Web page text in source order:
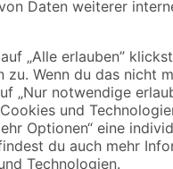
herunterladen